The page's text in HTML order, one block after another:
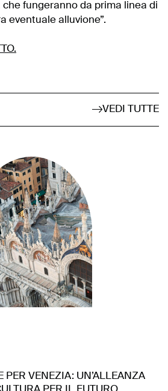
fungeranno da prima linea di
eventuale alluvione”.
VEDI TUTTE
PER VENEZIA: UN’ALLEANZA